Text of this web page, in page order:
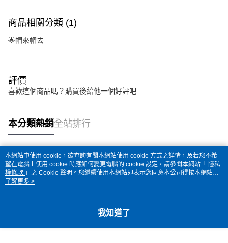
商品相關分類 (1)
🌟帽來帽去
評價
喜歡這個商品嗎？購買後給他一個好評吧
本分類熱銷全站排行
熱門標籤
本網站中使用 cookie，欲查詢有關本網站使用 cookie 方式之詳情，及若您不希
望在電腦上使用 cookie 時應如何變更電腦的 cookie 設定，請參閱本網站「 隱私
權條款 」之 Cookie 聲明。您繼續使用本網站即表示您同意本公司得按本網站使
用條款之 Cookie 聲明使用 cookie。
了解更多 >
我知道了